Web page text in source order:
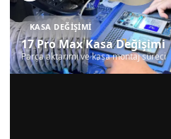
KASA DEĞIŞIMI
17 Pro Max Kasa Değişimi
Parça aktarımı ve kasa montaj süreci